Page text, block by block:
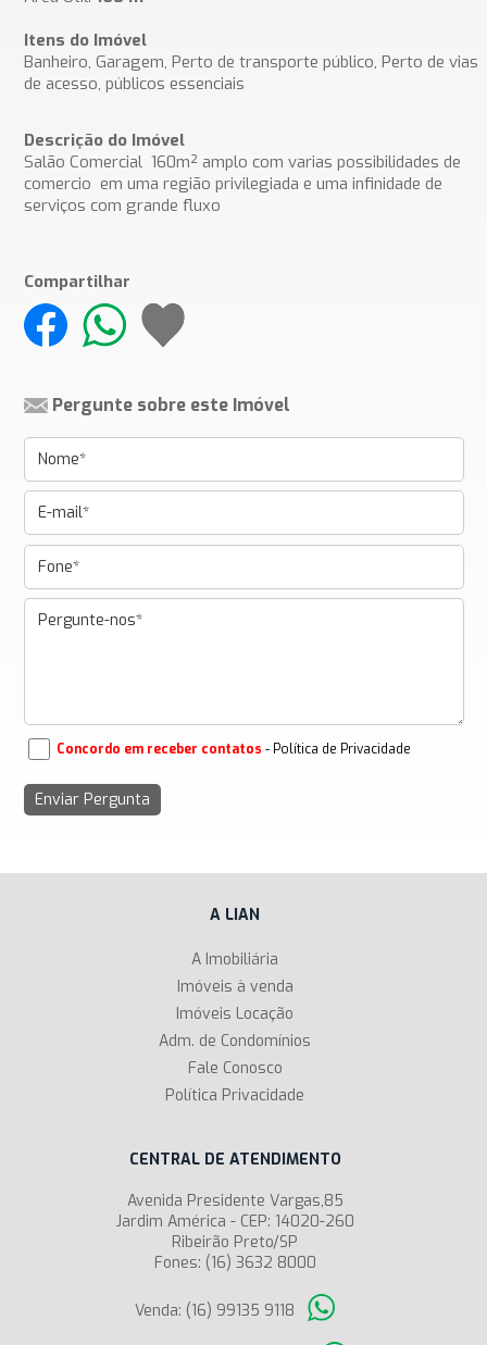
Itens do Imóvel
Banheiro, Garagem, Perto de transporte público, Perto de vias
de acesso, públicos essenciais
Descrição do Imóvel
Salão Comercial 160m² amplo com varias possibilidades de
comercio em uma região privilegiada e uma infinidade de
serviços com grande fluxo
Compartilhar
Pergunte sobre este Imóvel
Concordo em receber contatos - Política de Privacidade
A LIAN
A Imobiliária
Imóveis à venda
Imóveis Locação
Adm. de Condomínios
Fale Conosco
Política Privacidade
CENTRAL DE ATENDIMENTO
Avenida Presidente Vargas,85
Jardim América - CEP: 14020-260
Ribeirão Preto/SP
Fones: (16) 3632 8000
Venda: (16) 99135 9118